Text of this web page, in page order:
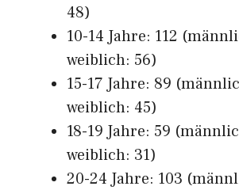
48)
10-14 Jahre: 112
weiblich: 56)
15-17 Jahre: 89
weiblich: 45)
18-19 Jahre: 59
weiblich: 31)
20-24 Jahre: 103